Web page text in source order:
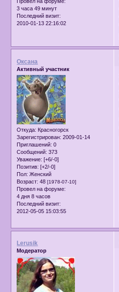
3 часа 49 минут
Последний визит:
2010-01-13 22:16:02
Оксана
Активный участник
Откуда: Красногорск
Зарегистрирован: 2009-01-14
Приглашений: 0
Сообщений: 373
Уважение: [+6/-0]
Позитив: [+2/-0]
Пол: Женский
Возраст: 48[1978-07-10]
Провел на форуме:
4 дня 8 часов
Последний визит:
2012-05-05 15:03:55
Lerusik
Модератор